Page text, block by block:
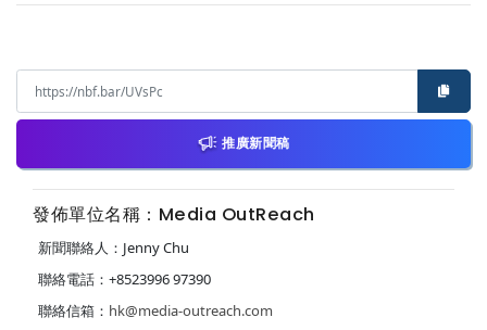
推廣新聞稿
發佈單位名稱：Media OutReach
新聞聯絡人：Jenny Chu
聯絡電話：+8523996 97390
聯絡信箱： hk@media-outreach.com